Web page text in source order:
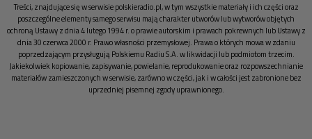
Treści, znajdujące się w serwisie polskieradio.pl, w tym wszystkie materiały i ich części oraz
poszczególne elementy samego serwisu mają charakter utworów lub wytworów objętych
ochroną Ustawy z dnia 4 lutego 1994 r. o prawie autorskim i prawach pokrewnych lub Ustawy z
dnia 30 czerwca 2000 r. Prawo własności przemysłowej. Prawa o których mowa w zdaniu
poprzedzającym przysługują Polskiemu Radiu S.A. w likwidacji lub podmiotom trzecim.
Jakiekolwiek kopiowanie, zapisywanie, powielanie, reprodukowanie oraz rozpowszechnianie
materiałów zamieszczonych w serwisie, zarówno w części, jak i w całości jest zabronione bez
uprzedniej pisemnej zgody uprawnionego.